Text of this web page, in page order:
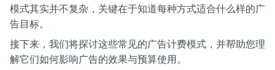
模式其实并不复杂，关键在于知道每种方式适合什么样的广
告目标。
接下来，我们将探讨这些常见的广告计费模式，并帮助您理
解它们如何影响广告的效果与预算使用。